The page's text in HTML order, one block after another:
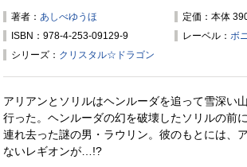
著者： あしべゆうほ
定価：本体
ISBN：978-4-253-09129-9
レーベル： ボ
シリーズ： クリスタル☆ドラゴン
アリアンとソリルはヘンルーダを追って雪深い
行った。ヘンルーダの幻を破壊したソリルの前
連れ去った謎の男・ラウリン。彼のもとには、
ないレギオンが…!?